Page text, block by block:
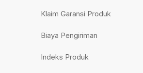
Klaim Garansi Produk
Biaya Pengiriman
Indeks Produk